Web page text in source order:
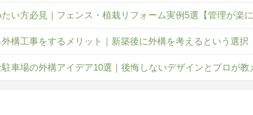
い方必見｜フェンス・植栽リフォーム実例5選【管理が楽
構工事をするメリット｜新築後に外構を考えるという選択
車場の外構アイデア10選｜後悔しないデザインとプロが教